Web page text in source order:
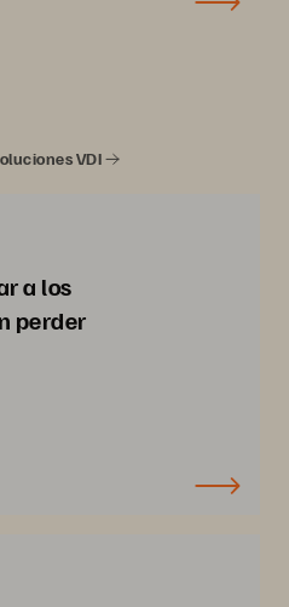
VDI
a los
perder